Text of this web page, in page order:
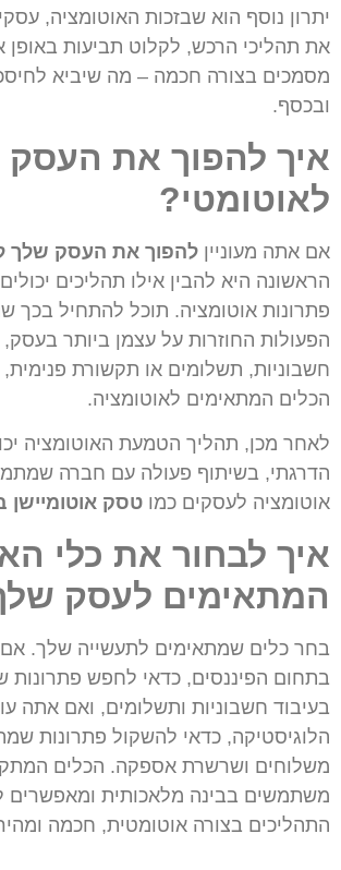
יתרון נוסף הוא שבזכות האוטומציה,
את תהליכי הרכש, לקלוט תביעות באופן
מסמכים בצורה חכמה – מה שיביא
ובכסף.
איך להפוך את
לאוטומטי?
אם אתה מעוניין להפוך את העסק שלך
הראשונה היא להבין אילו תהליכים
פתרונות אוטומציה. תוכל להתחיל בכך
הפעולות החוזרות על עצמן ביותר בעסק,
חשבוניות, תשלומים או תקשורת
הכלים המתאימים לאוטומציה.
לאחר מכן, תהליך הטמעת האוטומציה
הדרגתי, בשיתוף פעולה עם חברה
אוטומציה לעסקים כמו טסק
איך לבחור את כלי
המתאימים לעסק
בחר כלים שמתאימים לתעשייה שלך.
בתחום הפיננסים, כדאי לחפש
בעיבוד חשבוניות ותשלומים, ואם אתה
הלוגיסטיקה, כדאי להשקול פתרונות
משלוחים ושרשרת אספקה. הכלים
משתמשים בבינה מלאכותית ומאפשרים
התהליכים בצורה אוטומטית, חכמה